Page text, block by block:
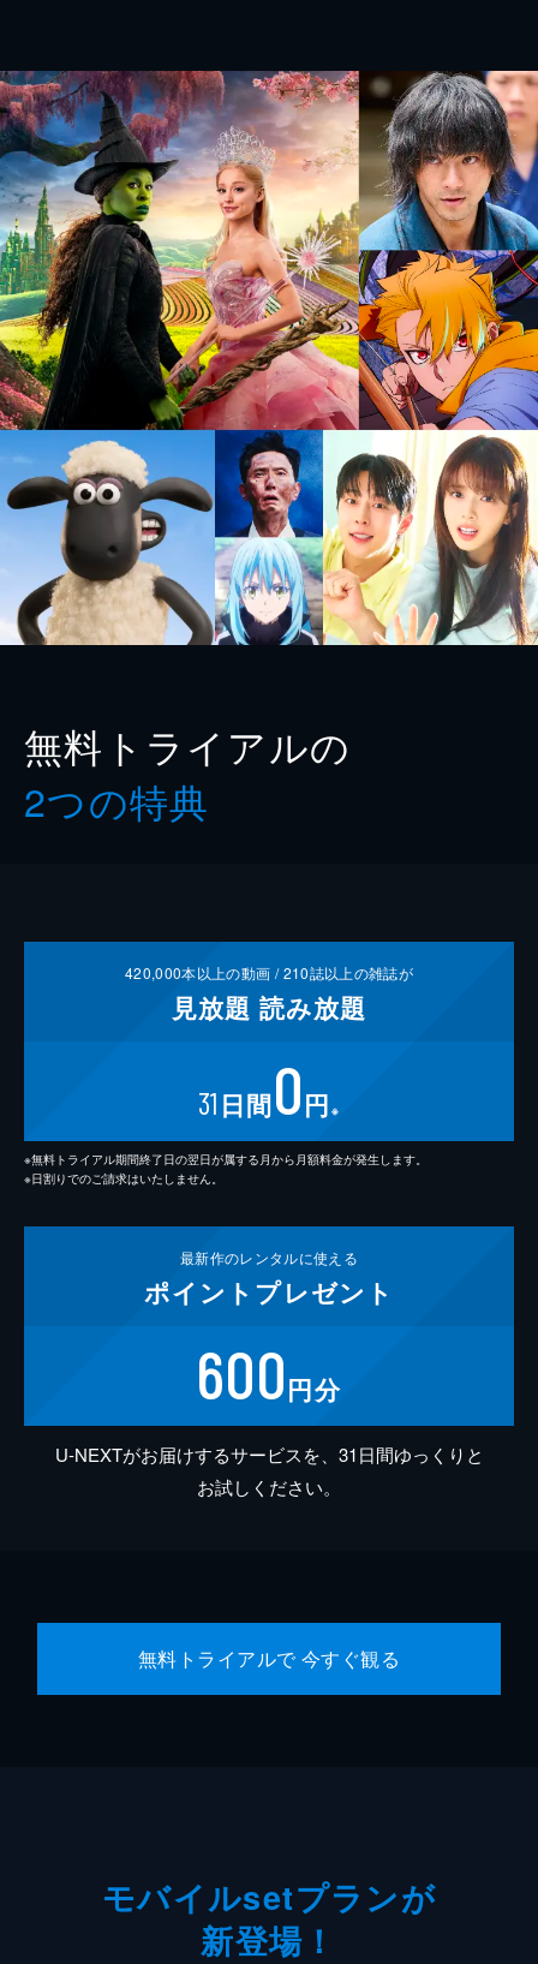
無料トライアルの
2つの特典
420,000本以上の動画 /210誌以上の雑誌が
見放題 読み放題
31 日間0円 ※
※無料トライアル期間終了日の翌日が属する月から月額料金が発生します。
※日割りでのご請求はいたしません。
最新作のレンタルに使える
ポイント プレゼント
600円分
U-NEXTがお届けするサービスを、31日間ゆっくりと
お試しください。
無料トライアルで 今すぐ観る
モバイルsetプランが
新登場！